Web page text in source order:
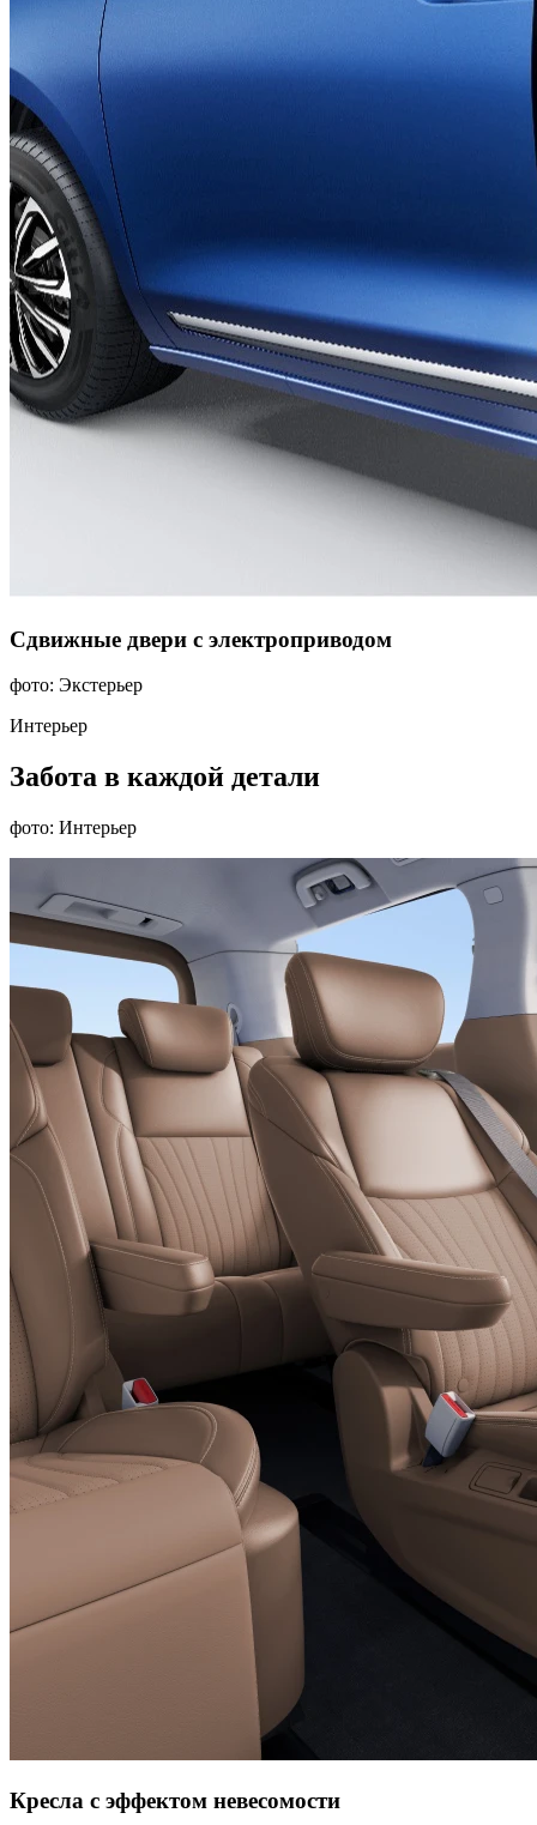
Сдвижные двери с электроприводом
фото: Экстерьер
Интерьер
Забота в каждой детали
фото: Интерьер
Кресла с эффектом невесомости